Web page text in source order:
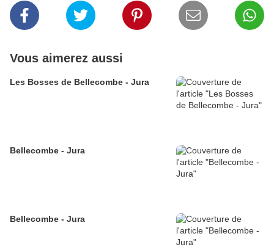
Vous aimerez aussi
Les Bosses de Bellecombe - Jura
Bellecombe - Jura
Bellecombe - Jura